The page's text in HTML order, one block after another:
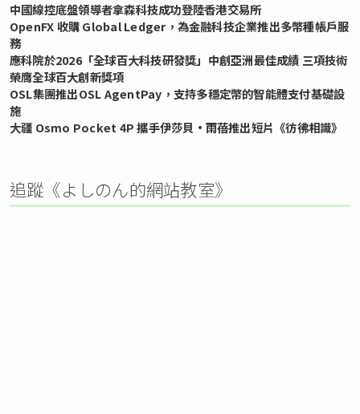
中國線控底盤領導者拿森科技成功登陸香港交易所
OpenFX 收購 Global Ledger，為金融科技企業推出多幣種帳戶服
務
應科院於2026「全球百大科技研發獎」中創亞洲最佳成績 三項技術
榮膺全球百大創新獎項
OSL集團推出OSL AgentPay，支持多穩定幣的智能體支付基礎設
施
大疆 Osmo Pocket 4P 攜手伊莎貝•雨蓓推出短片《彷彿相識》
追蹤《よしのん的網站教室》